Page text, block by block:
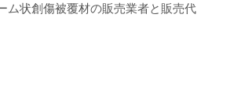
状創傷被覆材の販売業者と販売代